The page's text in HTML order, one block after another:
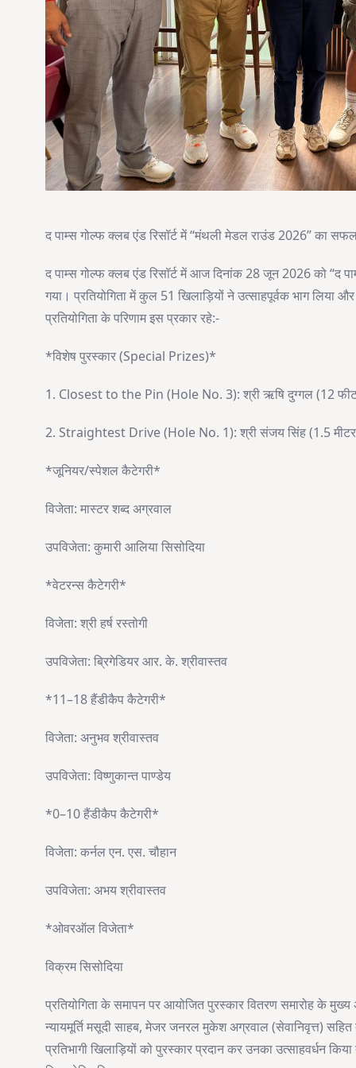
द पाम्स गोल्फ क्लब एंड रिसॉर्ट में “मंथली मेडल राउंड 2026” का
द पाम्स गोल्फ क्लब एंड रिसॉर्ट में आज दिनांक 28 जून 2026 को “द
गया। प्रतियोगिता में कुल 51 खिलाड़ियों ने उत्साहपूर्वक भाग लिया
प्रतियोगिता के परिणाम इस प्रकार रहे:-
*विशेष पुरस्कार (Special Prizes)*
1. Closest to the Pin (Hole No. 3): श्री ऋषि दुग्गल (12
2. Straightest Drive (Hole No. 1): श्री संजय सिंह (1.5
*जूनियर/स्पेशल कैटेगरी*
विजेता: मास्टर शब्द अग्रवाल
उपविजेता: कुमारी आलिया सिसोदिया
*वेटरन्स कैटेगरी*
विजेता: श्री हर्ष रस्तोगी
उपविजेता: ब्रिगेडियर आर. के. श्रीवास्तव
*11–18 हैंडीकैप कैटेगरी*
विजेता: अनुभव श्रीवास्तव
उपविजेता: विष्णुकान्त पाण्डेय
*0–10 हैंडीकैप कैटेगरी*
विजेता: कर्नल एन. एस. चौहान
उपविजेता: अभय श्रीवास्तव
*ओवरऑल विजेता*
विक्रम सिसोदिया
प्रतियोगिता के समापन पर आयोजित पुरस्कार वितरण समारोह के
न्यायमूर्ति मसूदी साहब, मेजर जनरल मुकेश अग्रवाल (सेवानिवृत्त)
प्रतिभागी खिलाड़ियों को पुरस्कार प्रदान कर उनका उत्साहवर्धन